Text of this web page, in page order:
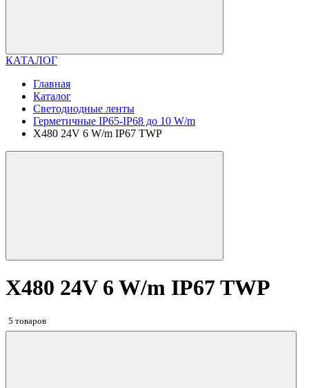
КАТАЛОГ
Главная
Каталог
Светодиодные ленты
Герметичные IP65-IP68 до 10 W/m
X480 24V 6 W/m IP67 TWP
X480 24V 6 W/m IP67 TWP
5 товаров